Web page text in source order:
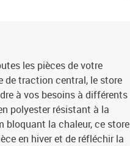
les pièces de votre
de traction central, le store
à vos besoins à différents
polyester résistant à la
bloquant la chaleur, ce store
en hiver et de réfléchir la